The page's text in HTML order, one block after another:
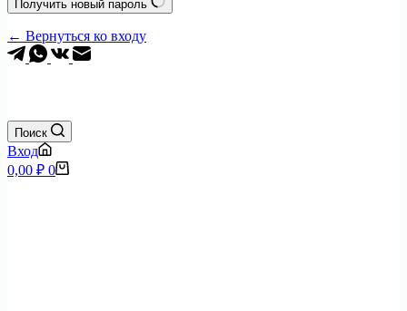
Получить новый пароль
← Вернуться ко входу
Поиск
Вход
Корзина
0,00 ₽ 0